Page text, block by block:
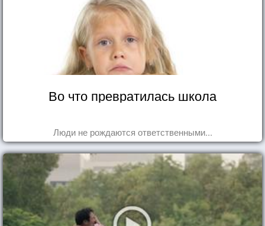
Во что превратилась школа
Люди не рождаются ответственными...